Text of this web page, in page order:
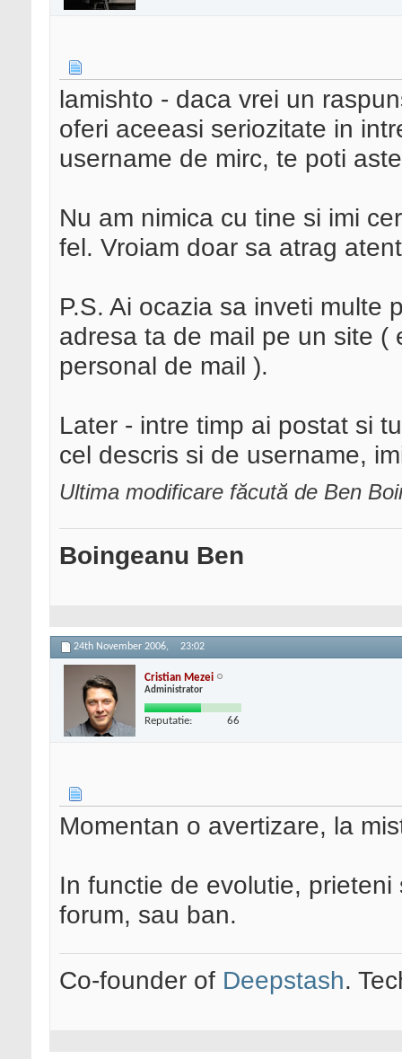
lamishto - daca vrei un
oferi aceeasi seriozitate in
username de mirc, te poti
Nu am nimica cu tine si imi
fel. Vroiam doar sa atrag
P.S. Ai ocazia sa inveti multe
adresa ta de mail pe un site (
personal de mail ).
Later - intre timp ai postat si
cel descris si de username,
Ultima modificare făcută de Ben
Boingeanu Ben
24th November 2006, 23:02
Cristian Mezei
Administrator
Reputatie: 66
Momentan o avertizare, la
In functie de evolutie,
forum, sau ban.
Co-founder of Deepstash.